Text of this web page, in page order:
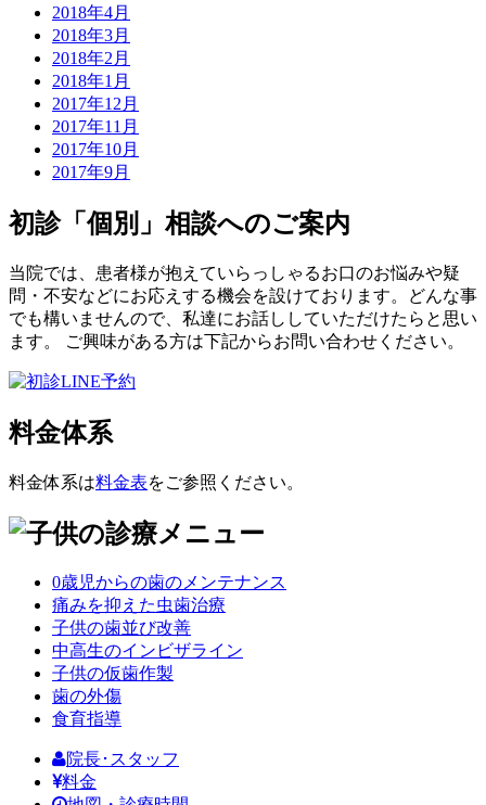
2018年4月
2018年3月
2018年2月
2018年1月
2017年12月
2017年11月
2017年10月
2017年9月
初診「個別」相談へのご案内
当院では、患者様が抱えていらっしゃるお口のお悩みや疑
問・不安などにお応えする機会を設けております。どんな事
でも構いませんので、私達にお話ししていただけたらと思い
ます。 ご興味がある方は下記からお問い合わせください。
料金体系
料金体系は料金表をご参照ください。
0歳児からの歯のメンテナンス
痛みを抑えた虫歯治療
子供の歯並び改善
中高生のインビザライン
子供の仮歯作製
歯の外傷
食育指導
院長･スタッフ
料金